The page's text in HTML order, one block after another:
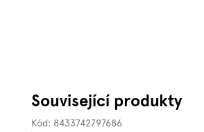
Související produkty
Kód: 8433742797686